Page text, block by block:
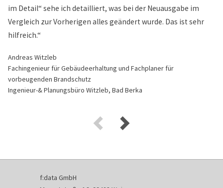
im Detail“ sehe ich detailliert, was bei der Neuausgabe im
Vergleich zur Vorherigen alles geändert wurde. Das ist sehr
hilfreich.“
Andreas Witzleb
Fachingenieur für Gebäudeerhaltung und Fachplaner für
vorbeugenden Brandschutz
Ingenieur-& Planungsbüro Witzleb, Bad Berka
f:data GmbH